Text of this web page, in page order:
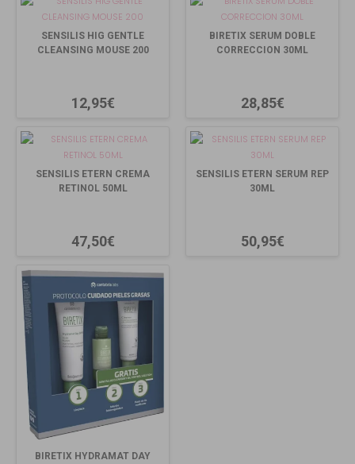
SENSILIS HIG GENTLE
CLEANSING MOUSE 200
12,95€
BIRETIX SERUM DOBLE
CORRECCION 30ML
28,85€
SENSILIS ETERN CREMA
RETINOL 50ML
47,50€
SENSILIS ETERN SERUM REP
30ML
50,95€
BIRETIX HYDRAMAT DAY